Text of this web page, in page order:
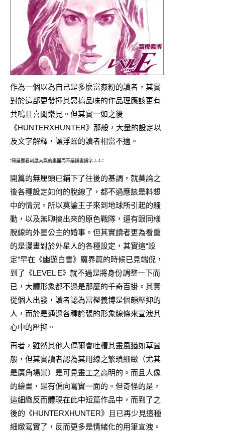
作為一個以為自己是多麼富姦粉的讀者，其實
對於這部更發揮其惡搞品味的作品理應該更有
共鳴且喜聞樂見。但其實一如之後
《HUNTERXHUNTER》那般，大量的設定以
及文字解釋，讓浮躁的讀者相當不適。
“哥是要看刺激大氣的畫面而不是讀書讀字！！”
開篇的無厘頭已鋪下了往後的基調，就莫論之
後各種設定如何的脫線了，都不過應該是料想
中的情況。所以莫論王子來到地球所引起的騷
動，以及無聊搞出來的原色戰隊，還有跟同樣
脫線的外星公主的婚事。但其實讀者更為看重
的是漫畫對於外星人的各種設定，其實這“設
定”早在《幽遊白書》魔界篇的時候已見端倪，
到了《LEVEL E》就不過是將身份調整一下而
已，大體形象都不過是那麼的千奇百掛。其實
從個人出發，讀者認為冨樫義博是個頗壓抑的
人，而於是通過各種誇張的形象線條來宣洩其
心中的壓抑。
再者，雖然其他人偶爾會吐槽其畫風猶如草圖
般，但其實讀者認為其用線之繁瑣細緻（尤其
是廣角場景）是可見畫工之高明的。而且人像
的繪畫，是有偏向寫實一面的。但奇怪的是，
這細緻反而體現在此中短篇作品中，而到了之
後的《HUNTERXHUNTER》且已再少見這種
細緻寫實了，反而更多是情緒化的用筆宣洩。